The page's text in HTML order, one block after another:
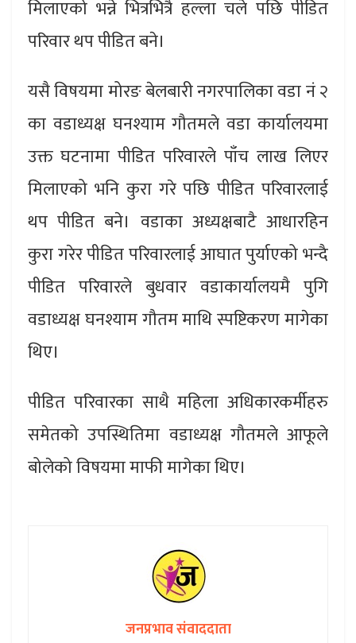
मिलाएको भन्ने भित्रभित्रै हल्ला चले पछि पीडित
परिवार थप पीडित बने।
यसै विषयमा मोरङ बेलबारी नगरपालिका वडा नं २
का वडाध्यक्ष घनश्याम गौतमले वडा कार्यालयमा
उक्त घटनामा पीडित परिवारले पाँच लाख लिएर
मिलाएको भनि कुरा गरे पछि पीडित परिवारलाई
थप पीडित बने। वडाका अध्यक्षबाटै आधारहिन
कुरा गरेर पीडित परिवारलाई आघात पुर्याएको भन्दै
पीडित परिवारले बुधवार वडाकार्यालयमै पुगि
वडाध्यक्ष घनश्याम गौतम माथि स्पष्टिकरण मागेका
थिए।
पीडित परिवारका साथै महिला अधिकारकर्मीहरु
समेतको उपस्थितिमा वडाध्यक्ष गौतमले आफूले
बोलेको विषयमा माफी मागेका थिए।
जनप्रभाव संवाददाता